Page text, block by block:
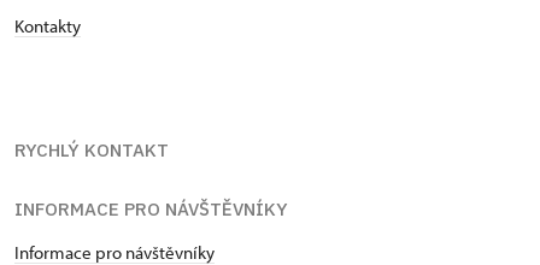
Kontakty
RYCHLÝ KONTAKT
INFORMACE PRO NÁVŠTĚVNÍKY
Informace pro návštěvníky